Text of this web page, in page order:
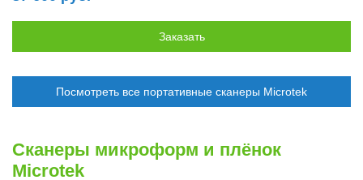
Посмотреть все портативные сканеры Microtek
Сканеры микроформ и плёнок
Microtek